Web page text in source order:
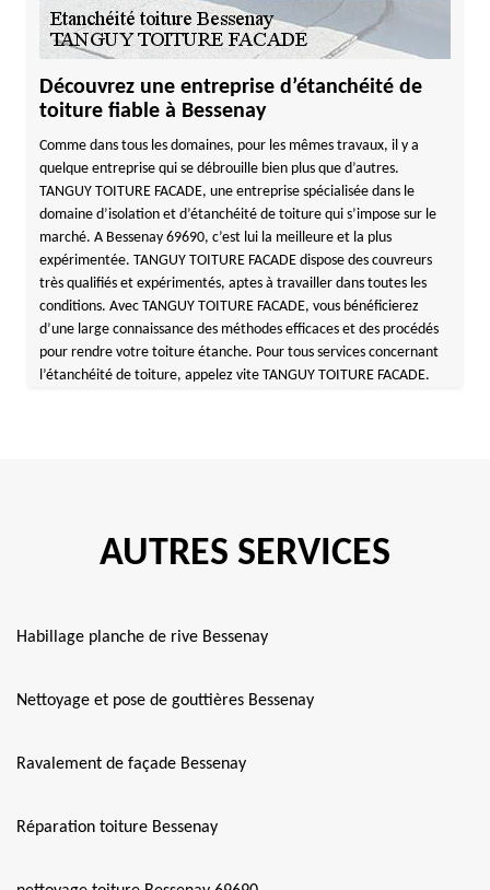
Découvrez une entreprise d’étanchéité de
toiture fiable à Bessenay
Comme dans tous les domaines, pour les mêmes travaux, il y a
quelque entreprise qui se débrouille bien plus que d’autres.
TANGUY TOITURE FACADE, une entreprise spécialisée dans le
domaine d’isolation et d’étanchéité de toiture qui s’impose sur le
marché. A Bessenay 69690, c’est lui la meilleure et la plus
expérimentée. TANGUY TOITURE FACADE dispose des couvreurs
très qualifiés et expérimentés, aptes à travailler dans toutes les
conditions. Avec TANGUY TOITURE FACADE, vous bénéficierez
d’une large connaissance des méthodes efficaces et des procédés
pour rendre votre toiture étanche. Pour tous services concernant
l’étanchéité de toiture, appelez vite TANGUY TOITURE FACADE.
AUTRES SERVICES
Habillage planche de rive Bessenay
Nettoyage et pose de gouttières Bessenay
Ravalement de façade Bessenay
Réparation toiture Bessenay